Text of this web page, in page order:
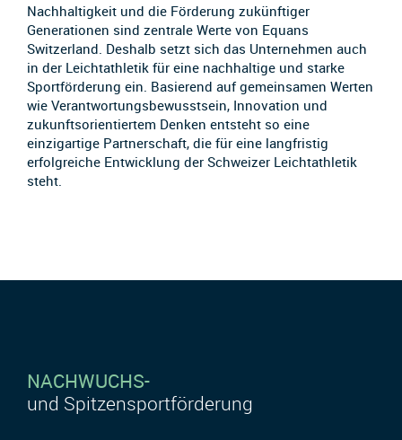
Nachhaltigkeit und die Förderung zukünftiger
Generationen sind zentrale Werte von Equans
Switzerland. Deshalb setzt sich das Unternehmen auch
in der Leichtathletik für eine nachhaltige und starke
Sportförderung ein. Basierend auf gemeinsamen Werten
wie Verantwortungsbewusstsein, Innovation und
zukunftsorientiertem Denken entsteht so eine
einzigartige Partnerschaft, die für eine langfristig
erfolgreiche Entwicklung der Schweizer Leichtathletik
steht.
NACHWUCHS-
und Spitzensportförderung